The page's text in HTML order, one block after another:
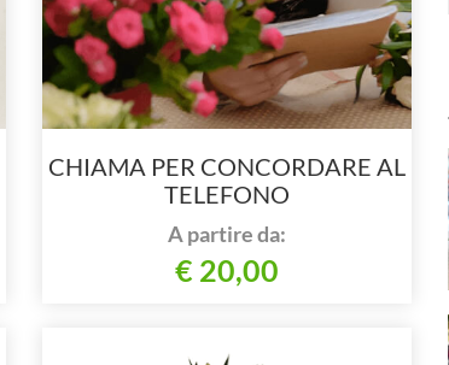
CHIAMA PER CONCORDARE AL
TELEFONO
A partire da:
€ 20,00